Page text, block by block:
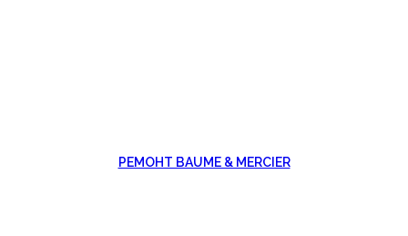
РЕМОНТ BAUME & MERCIER